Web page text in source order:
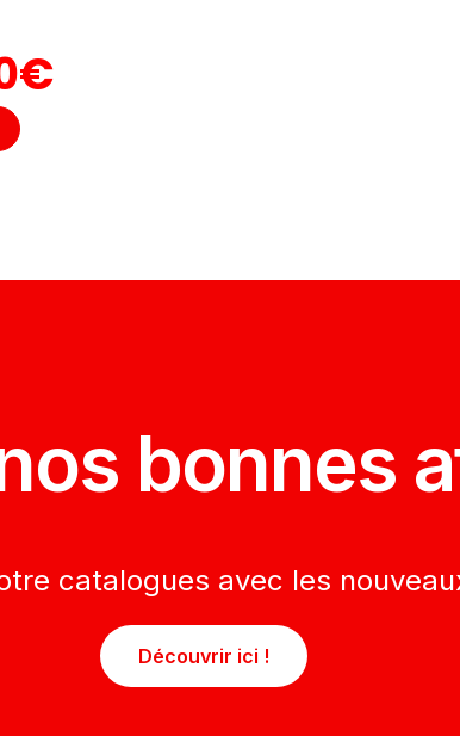
€Le
bonnes
catalogues avec les
Découvrir ici !